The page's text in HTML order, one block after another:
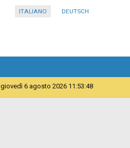
ITALIANO DEUTSCH
giovedì 6 agosto 2026 11:53:49